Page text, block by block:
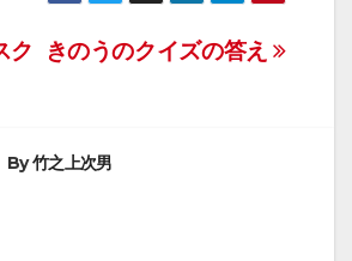
きのうのクイズの答え
ク
By竹之上次男